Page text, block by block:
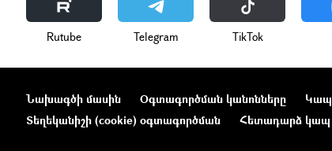
Rutube Telegram ТikТоk
Նախագծի մասին Օգտագործման կանոնները Կապ
Տեղեկանիշի (cookie) օգտագործման
Հետադարձ կապ